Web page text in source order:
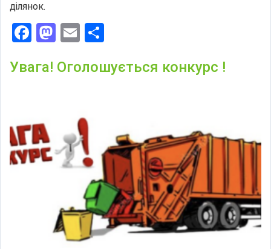
ділянок.
Facebook
Mastodon
Email
Увага! Оголошується конкурс !